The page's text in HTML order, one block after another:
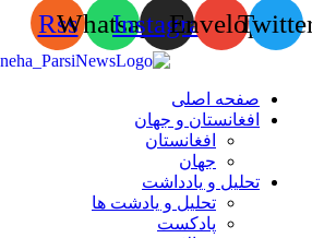
Instagram
Whatsapp
Rss
صفحه اصلی
افغانستان و جهان
افغانستان
جهان
تحلیل و یادداشت
تحلیل و یادشت ها
پادکست